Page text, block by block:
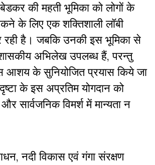
की महती भूमिका को लोगों के
के लिए एक शक्तिशाली लॉबी
रही है। जबकि उनकी इस भूमिका से
अभिलेख उपलब्ध हैं, परन्तु
आशय के सुनियोजित प्रयास किये जा
के इस अप्रतिम योगदान को
सार्वजनिक विमर्श में मान्यता न
नदी विकास एवं गंगा संरक्षण